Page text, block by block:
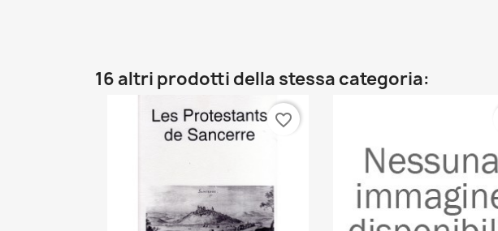
16 altri prodotti della stessa categoria:
favorite_border